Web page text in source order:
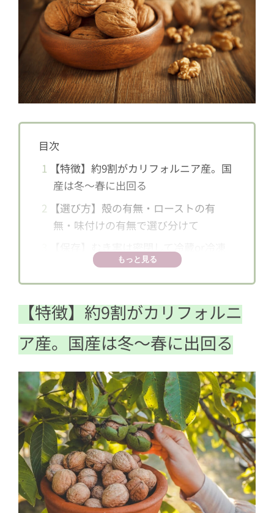
目次
1 【特徴】約9割がカリフォルニア産。国
産は冬〜春に出回る
2 【選び方】殻の有無・ローストの有
無・味付けの有無で選び分けて
を。殻付きは冷暗所へ
4【栄養・効果】αリノレン酸が豊富。高
血圧や老化の予防に
5【食べ方】スイーツやくるみそばに。
アイスやサラダ、和え物に加えても
ばマイナスドライバーで
もっと見る
【特徴】約9割がカリフォルニ
ア産。国産は冬〜春に出回る